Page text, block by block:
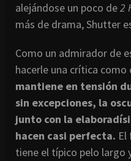
alejándose un poco de2
más de drama, Shutter
Como un admirador de
hacerle una crítica como
mantiene en tensión
sin excepciones, la
junto con la
hacen casi perfecta. El
tiene el típico pelo largo